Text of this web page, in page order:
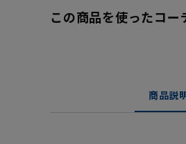
この商品を使ったコー
商品説